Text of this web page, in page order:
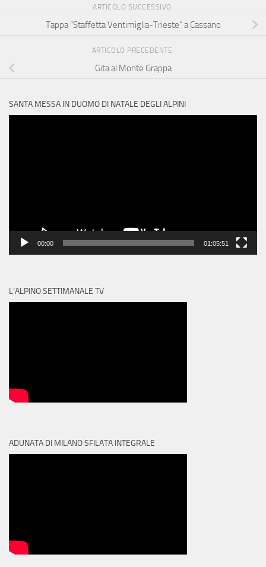
ARTICOLO SUCCESSIVO
Tappa “Staffetta Ventimiglia-Trieste” a Cassano
ARTICOLO PRECEDENTE
Gita al Monte Grappa
SANTA MESSA IN DUOMO DI NATALE DEGLI ALPINI
00:00 01:05:51
L’ALPINO SETTIMANALE TV
ADUNATA DI MILANO SFILATA INTEGRALE